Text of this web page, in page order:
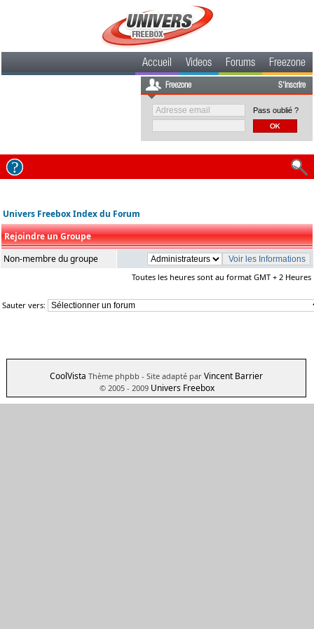
Accueil Videos Forums Freezone
Freezone S'inscrire
Pass oublié ?
Univers Freebox Index du Forum
Rejoindre un Groupe
Non-membre du groupe
Toutes les heures sont au format GMT + 2 Heures
Sauter vers:
CoolVista Thème phpbb - Site adapté par Vincent Barrier
© 2005 - 2009 Univers Freebox